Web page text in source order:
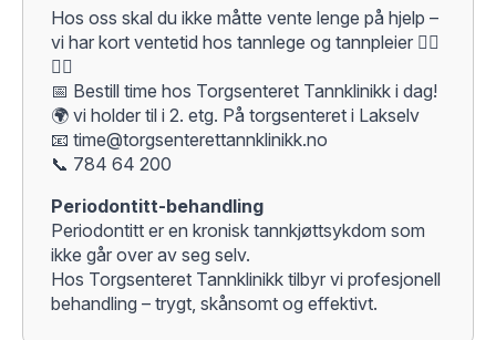
Hos oss skal du ikke måtte vente lenge på hjelp –
vi har kort ventetid hos tannlege og tannpleier 👩‍⚕️
🧑‍⚕️
📅 Bestill time hos Torgsenteret Tannklinikk i dag!
🌍 vi holder til i 2. etg. På torgsenteret i Lakselv
📧 time@torgsenterettannklinikk.no
📞 784 64 200
Periodontitt-behandling
Periodontitt er en kronisk tannkjøttsykdom som
ikke går over av seg selv.
Hos Torgsenteret Tannklinikk tilbyr vi profesjonell
behandling – trygt, skånsomt og effektivt.